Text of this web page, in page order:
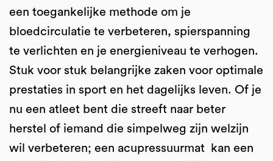
een toegankelijke methode om je
bloedcirculatie te verbeteren, spierspanning
te verlichten en je energieniveau te verhogen.
Stuk voor stuk belangrijke zaken voor optimale
prestaties in sport en het dagelijks leven. Of je
nu een atleet bent die streeft naar beter
herstel of iemand die simpelweg zijn welzijn
wil verbeteren; een acupressuurmat kan een